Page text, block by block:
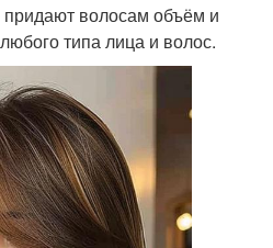
волосам объём и
типа лица и волос.